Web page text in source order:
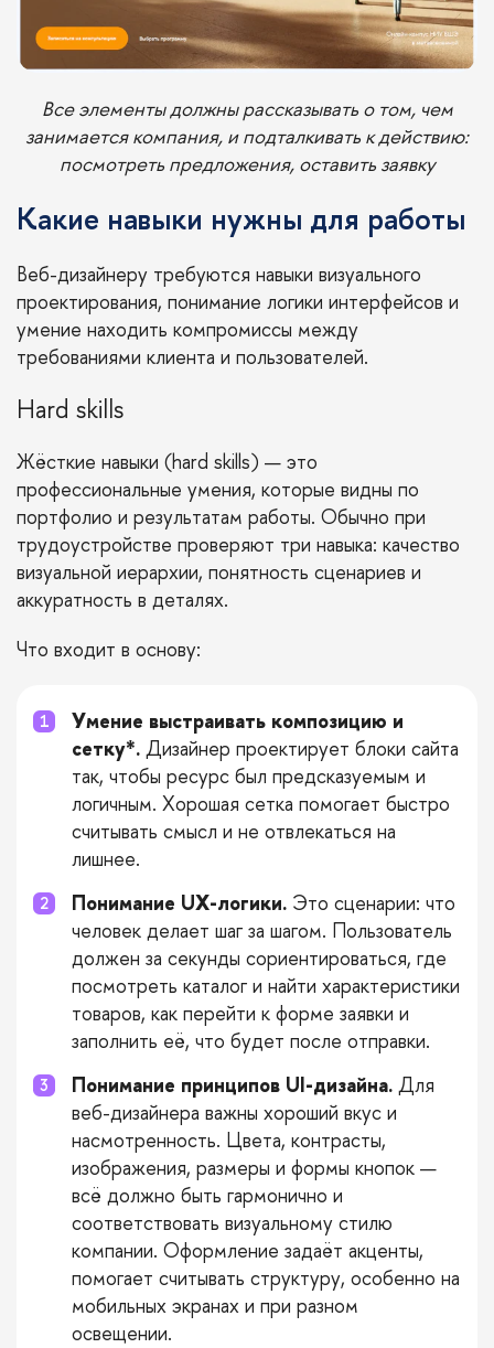
Все элементы должны рассказывать о том, чем
занимается компания, и подталкивать к действию:
посмотреть предложения, оставить заявку
Какие навыки нужны для работы
Веб-дизайнеру требуются навыки визуального
проектирования, понимание логики интерфейсов и
умение находить компромиссы между
требованиями клиента и пользователей.
Hard skills
Жёсткие навыки (hard skills) — это
профессиональные умения, которые видны по
портфолио и результатам работы. Обычно при
трудоустройстве проверяют три навыка: качество
визуальной иерархии, понятность сценариев и
аккуратность в деталях.
Что входит в основу:
Умение выстраивать композицию и
сетку*. Дизайнер проектирует блоки сайта
так, чтобы ресурс был предсказуемым и
логичным. Хорошая сетка помогает быстро
считывать смысл и не отвлекаться на
лишнее.
Понимание UX-логики. Это сценарии: что
человек делает шаг за шагом. Пользователь
должен за секунды сориентироваться, где
посмотреть каталог и найти характеристики
товаров, как перейти к форме заявки и
заполнить её, что будет после отправки.
Понимание принципов UI-дизайна. Для
веб-дизайнера важны хороший вкус и
насмотренность. Цвета, контрасты,
изображения, размеры и формы кнопок —
всё должно быть гармонично и
соответствовать визуальному стилю
компании. Оформление задаёт акценты,
помогает считывать структуру, особенно на
мобильных экранах и при разном
освещении.